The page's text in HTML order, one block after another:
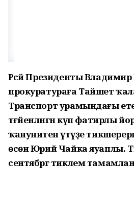
Рәсәй Президенты
прокуратураға Тайшет
Транспорт урамындағы
тәғәйенләнгән күп фатирлы
ҡануниәтен үтәүҙе
өсөн Юрий Чайка яуаплы.
сентябргә тиклем